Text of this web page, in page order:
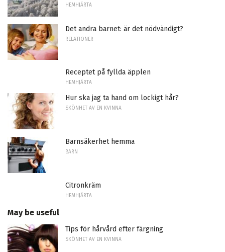
HEMHJÄRTA
Det andra barnet: är det nödvändigt?
RELATIONER
Receptet på fyllda äpplen
HEMHJÄRTA
Hur ska jag ta hand om lockigt hår?
SKÖNHET AV EN KVINNA
Barnsäkerhet hemma
BARN
Citronkräm
HEMHJÄRTA
May be useful
Tips för hårvård efter färgning
SKÖNHET AV EN KVINNA